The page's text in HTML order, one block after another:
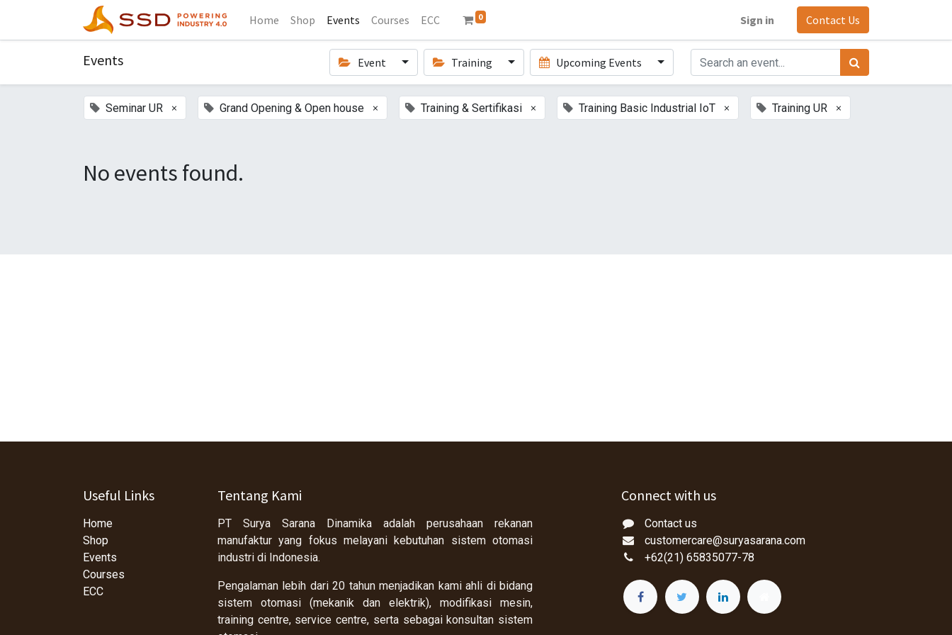
Home Shop Events Courses ECC 0 Sign in Contact Us
Events Event Training Upcoming Events
Seminar UR × Grand Opening & Open house × Training & Sertifikasi × Training Basic Industrial IoT × Training UR ×
No events found.
Useful Links
Home
Shop
Events
Courses
ECC
Tentang Kami
PT Surya Sarana Dinamika adalah perusahaan rekanan
manufaktur yang fokus melayani kebutuhan sistem otomasi
industri di Indonesia.
Pengalaman lebih dari 20 tahun menjadikan kami ahli di bidang
sistem otomasi (mekanik dan elektrik), modifikasi mesin,
training centre, service centre, serta sebagai konsultan sistem
Connect with us
Contact us
customercare@suryasarana.com
+62(21) 65835077-78